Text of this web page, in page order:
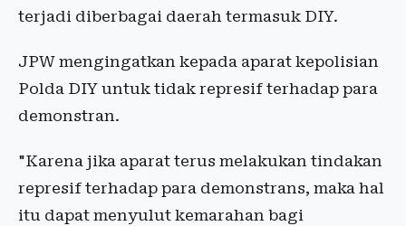
terjadi diberbagai daerah termasuk DIY.
JPW mengingatkan kepada aparat kepolisian
Polda DIY untuk tidak represif terhadap para
demonstran.
"Karena jika aparat terus melakukan tindakan
represif terhadap para demonstrans, maka hal
itu dapat menyulut kemarahan bagi